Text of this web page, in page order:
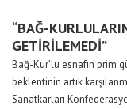
“BAĞ-
GETİRİLEMEDİ”
Bağ-Kur’lu esnafın prim
beklentinin artık
Sanatkarları